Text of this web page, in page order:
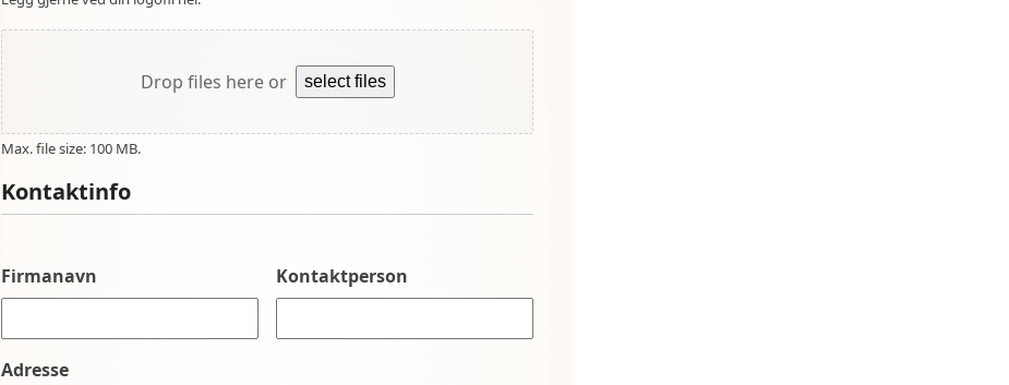
Drop files here or select files
Max. file size: 100 MB.
Kontaktinfo
Firmanavn Kontaktperson
Adresse